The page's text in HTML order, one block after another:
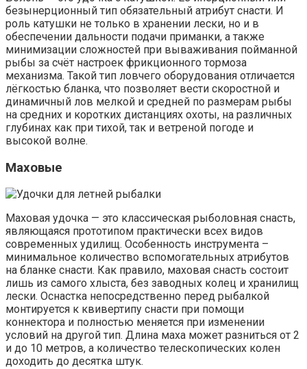
безынерционный тип обязательный атрибут снасти. И
роль катушки не только в хранении лески, но и в
обеспечении дальности подачи приманки, а также
минимизации сложностей при вываживания пойманной
рыбы за счёт настроек фрикционного тормоза
механизма. Такой тип ловчего оборудования отличается
лёгкостью бланка, что позволяет вести скоростной и
динамичный лов мелкой и средней по размерам рыбы
на средних и коротких дистанциях охоты, на различных
глубинах как при тихой, так и ветреной погоде и
высокой волне.
Маховые
Маховая удочка — это классическая рыболовная снасть,
являющаяся прототипом практически всех видов
современных удилищ. Особенность инструмента –
минимальное количество вспомогательных атрибутов
на бланке снасти. Как правило, маховая снасть состоит
лишь из самого хлыста, без заводных колец и хранилищ
лески. Оснастка непосредственно перед рыбалкой
монтируется к квивертипу снасти при помощи
коннектора и полностью меняется при изменении
условий на другой тип. Длина маха может разниться от 2
и до 10 метров, а количество телескопических колен
доходить до десятка штук.